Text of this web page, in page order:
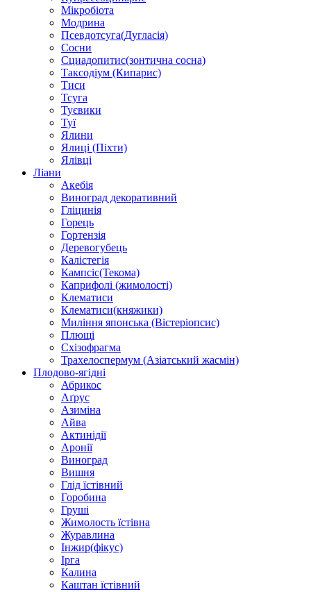
Мікробіота
Модрина
Псевдотсуга(Дугласія)
Сосни
Сциадопитис(зонтична сосна)
Таксодіум (Кипарис)
Тиси
Тсуга
Туєвики
Туї
Ялини
Ялиці (Піхти)
Ялівці
Ліани
Акебія
Виноград декоративний
Гліцинія
Горець
Гортензія
Деревогубець
Калістегія
Кампсіс(Текома)
Каприфолі (жимолості)
Клематиси
Клематиси(княжики)
Миління японська (Вістеріопсис)
Плющі
Схізофрагма
Трахелоспермум (Азіатський жасмін)
Плодово-ягідні
Абрикос
Аґрус
Азиміна
Айва
Актинідії
Аронії
Виноград
Вишня
Глід їстівний
Горобина
Груші
Жимолость їстівна
Журавлина
Інжир(фікус)
Ірга
Калина
Каштан їстівний